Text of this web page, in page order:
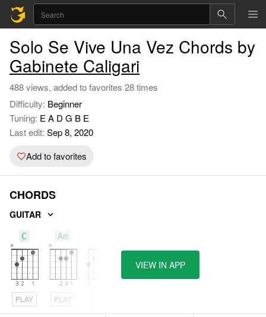
Solo Se Vive Una Vez Chords by
Gabinete Caligari
488 views, added to favorites 28 times
Difficulty: Beginner
Tuning: E A D G B E
Last edit: Sep 8, 2020
Add to favorites
CHORDS
GUITAR
C
PLAY
Am
PLAY
VIEW IN APP